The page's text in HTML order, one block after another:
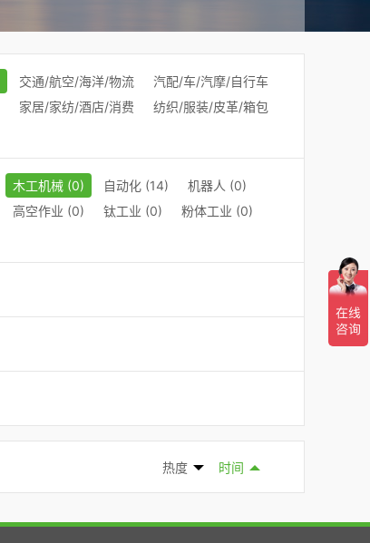
交通/航空/海洋/物流
汽配/车/汽摩/自行车
家居/家纺/酒店/消费
纺织/服装/皮革/箱包
木工机械 (0) 自动化 (14)
机器人 (0)
高空作业 (0) 钛工业 (0)
粉体工业 (0)
热度 时间